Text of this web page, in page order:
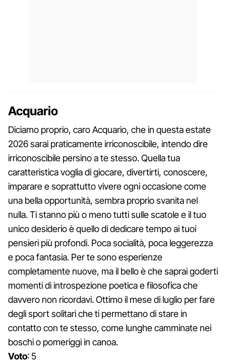
Acquario
Diciamo proprio, caro Acquario, che in questa estate
2026 sarai praticamente irriconoscibile, intendo dire
irriconoscibile persino a te stesso. Quella tua
caratteristica voglia di giocare, divertirti, conoscere,
imparare e soprattutto vivere ogni occasione come
una bella opportunità, sembra proprio svanita nel
nulla. Ti stanno più o meno tutti sulle scatole e il tuo
unico desiderio è quello di dedicare tempo ai tuoi
pensieri più profondi. Poca socialità, poca leggerezza
e poca fantasia. Per te sono esperienze
completamente nuove, ma il bello è che saprai goderti
momenti di introspezione poetica e filosofica che
davvero non ricordavi. Ottimo il mese di luglio per fare
degli sport solitari che ti permettano di stare in
contatto con te stesso, come lunghe camminate nei
boschi o pomeriggi in canoa.
Voto: 5